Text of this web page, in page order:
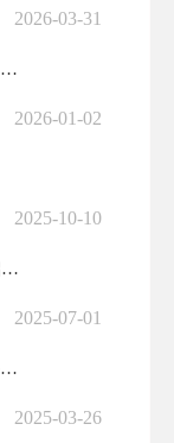
2026-03-31
教育部办公厅关于进一步加强中小学日常考试管理的通知
2026-01-02
2025-10-10
16条负面清单！教育部部署开展基础教育规范管理提升年行动
2025-07-01
教育强国建设规划纲要：支持有条件的幼儿园招收2至3岁幼儿
2025-03-26